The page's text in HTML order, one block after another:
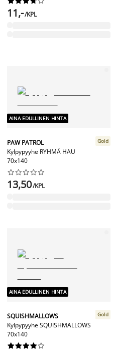
11,-/KPL
AINA EDULLINEN HINTA
PAW PATROL
Kylpypyyhe RYHMÄ HAU
70x140
Gold






13,50/KPL
AINA EDULLINEN HINTA
SQUISHMALLOWS
Kylpypyyhe SQUISHMALLOWS
70x140
Gold





